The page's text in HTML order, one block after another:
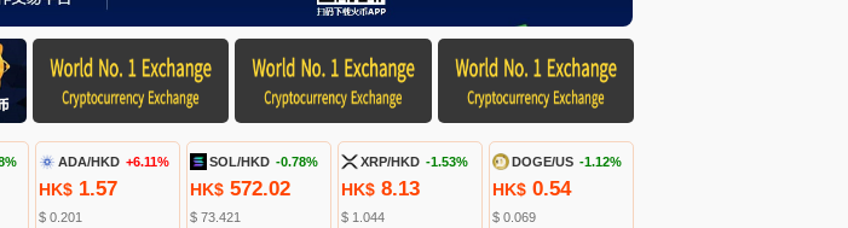
ADA/HKD +6.11%
HK$1.57
$ 0.201
SOL/HKD -0.78%
HK$ 572.02
$ 73.421
XRP/HKD -1.53%
HK$ 8.13
$ 1.044
DOGE/US -1.12%
HK$ 0.54
$ 0.069